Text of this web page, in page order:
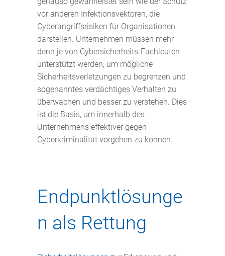
vor anderen Infektionsvektoren, die
Cyberangriffsrisiken für Organisationen
darstellen. Unternehmen müssen mehr
denn je von Cybersicherheits-Fachleuten
unterstützt werden, um mögliche
Sicherheitsverletzungen zu begrenzen und
sogenanntes verdächtiges Verhalten zu
überwachen und besser zu verstehen. Dies
ist die Basis, um innerhalb des
Unternehmens effektiver gegen
Cyberkriminalität vorgehen zu können.
Endpunktlösunge
n als Rettung